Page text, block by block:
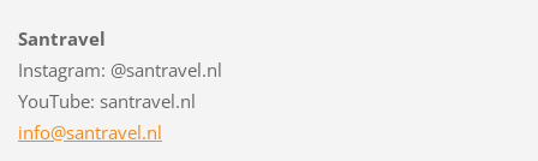
Santravel
Instagram: @santravel.nl
YouTube: santravel.nl
info@santravel.nl